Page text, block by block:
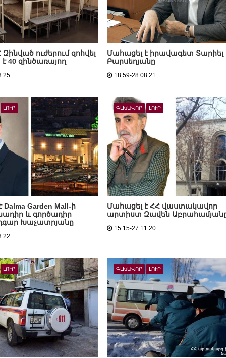
Զինված ուժերում զոհվել
40 զինծառայող
Մահացել է իրավագետ Տարիել
Բարսեղյանը
18:59-28.08.21
ԼՈՒՐ
Garden Mall-ի
և գործադիր
Խաչատրյանը
ԳԼԽԱՎՈՐ ԼՈՒՐ
Մահացել է ՀՀ վաստակավոր
արտիստ Զավեն
15:15-27.11.20
ԼՈՒՐ ԳԼԽԱՎՈՐ ԼՈՒՐ